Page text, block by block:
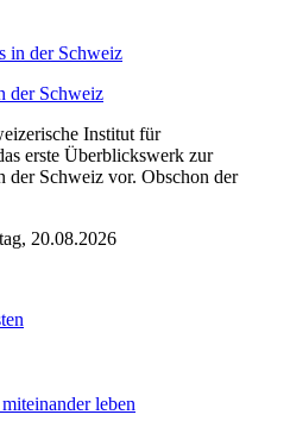
der Schweiz
Institut für
erste Überblickswerk zur
der Schweiz vor. Obschon der
20.08.2026